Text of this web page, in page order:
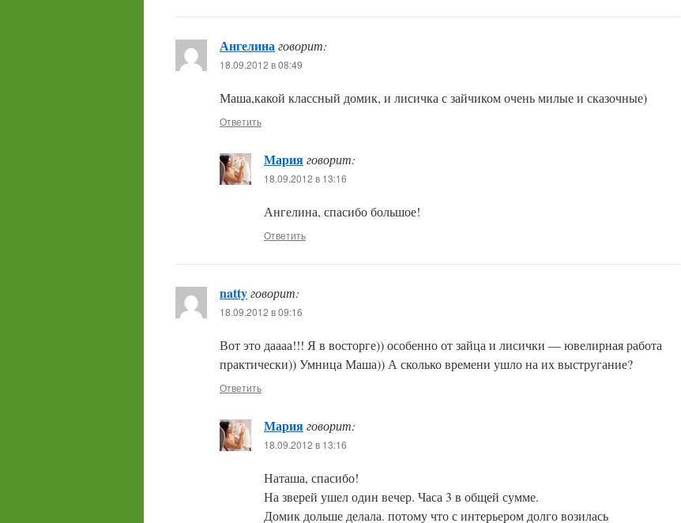
Ангелинаговорит:
18.09.2012 в 08:49
Маша,какой классный домик, и лисичка с зайчиком очень милые и сказочные)
Ответить
Марияговорит:
18.09.2012 в 13:16
Ангелина, спасибо большое!
Ответить
nattyговорит:
18.09.2012 в 09:16
Вот это даааа!!! Я в восторге)) особенно от зайца и лисички — ювелирная работа
практически)) Умница Маша)) А сколько времени ушло на их выстругание?
Ответить
Марияговорит:
18.09.2012 в 13:16
Наташа, спасибо!
На зверей ушел один вечер. Часа 3 в общей сумме.
Домик дольше делала. потому что с интерьером долго возилась